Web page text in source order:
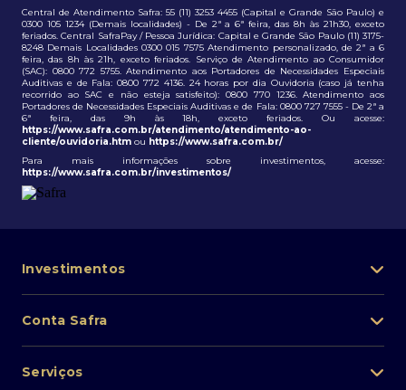
Central de Atendimento Safra: 55 (11) 3253 4455 (Capital e Grande São Paulo) e
0300 105 1234 (Demais localidades) - De 2ª a 6ª feira, das 8h às 21h30, exceto
feriados. Central SafraPay / Pessoa Jurídica: Capital e Grande São Paulo (11) 3175-
8248 Demais Localidades 0300 015 7575 Atendimento personalizado, de 2ª a 6
feira, das 8h às 21h, exceto feriados. Serviço de Atendimento ao Consumidor
(SAC): 0800 772 5755. Atendimento aos Portadores de Necessidades Especiais
Auditivas e de Fala: 0800 772 4136. 24 horas por dia Ouvidoria (caso já tenha
recorrido ao SAC e não esteja satisfeito): 0800 770 1236. Atendimento aos
Portadores de Necessidades Especiais Auditivas e de Fala: 0800 727 7555 - De 2ª a
6ª feira, das 9h às 18h, exceto feriados. Ou acesse:
https://www.safra.com.br/atendimento/atendimento-ao-
cliente/ouvidoria.htm ou https://www.safra.com.br/
Para mais informações sobre investimentos, acesse:
https://www.safra.com.br/investimentos/
Investimentos
Lista de fundos de investimento
Conta Safra
Pessoa Física
Serviços